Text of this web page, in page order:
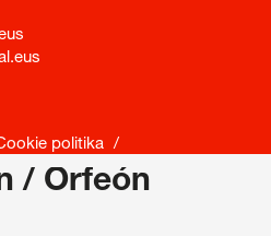
/ Orfeón
politika
/
/ Salaketen Kanala